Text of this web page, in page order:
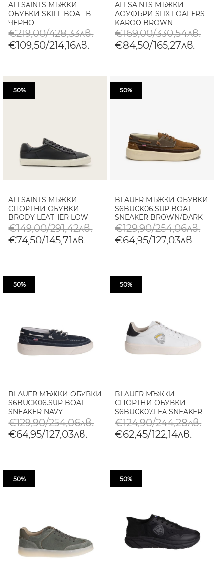
ALLSAINTS МЪЖКИ
ОБУВКИ SKIFF BOAT В
ЧЕРНО
€219,00/428,33лв.
€109,50/214,16лв.
ALLSAINTS МЪЖКИ
ЛОУФЪРИ SLIX LOAFERS
KAROO BROWN
€169,00/330,54лв.
€84,50/165,27лв.
50%
ALLSAINTS МЪЖКИ
СПОРТНИ ОБУВКИ
BRODY LEATHER LOW
TOP В ЧЕРНО
€149,00/291,42лв.
€74,50/145,71лв.
50%
BLAUER МЪЖКИ ОБУВКИ
S6BUCK06.SUP BOAT
SNEAKER BROWN/DARK
BROWN
€129,90/254,06лв.
€64,95/127,03лв.
50%
BLAUER МЪЖКИ ОБУВКИ
S6BUCK06.SUP BOAT
SNEAKER NAVY
€129,90/254,06лв.
€64,95/127,03лв.
50%
BLAUER МЪЖКИ
СПОРТНИ ОБУВКИ
S6BUCK07.LEA SNEAKER
WHITE/BLACK
€124,90/244,28лв.
€62,45/122,14лв.
50% 50%